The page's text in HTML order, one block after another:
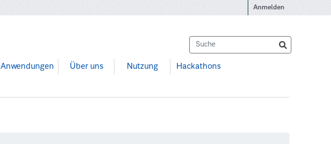
Anmelden
Anwendungen Über uns Nutzung Hackathons